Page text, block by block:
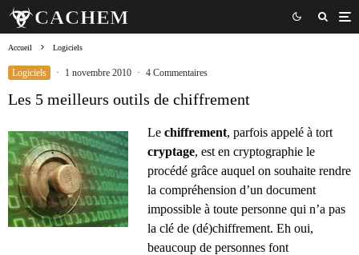
Accueil Logiciels
Logiciels · 1 novembre 2010 · 4 Commentaires
Les 5 meilleurs outils de chiffrement
Le chiffrement, parfois appelé à tort
cryptage, est en cryptographie le
procédé grâce auquel on souhaite rendre
la compréhension d’un document
impossible à toute personne qui n’a pas
la clé de (dé)chiffrement. Eh oui,
beaucoup de personnes font